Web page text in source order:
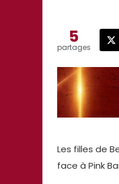
5
partages
Les filles de
face à Pink